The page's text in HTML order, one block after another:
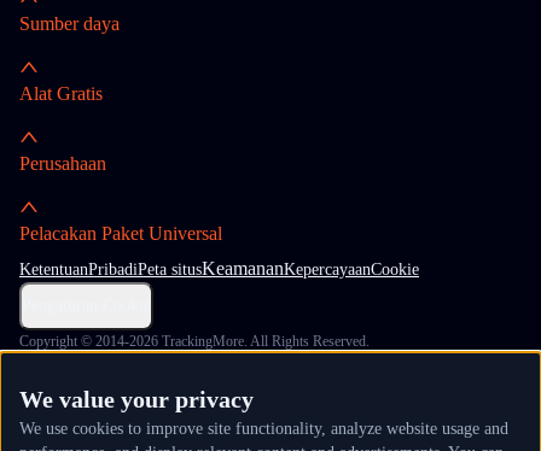
Sumber daya
Alat Gratis
Perusahaan
Pelacakan Paket Universal
KetentuanPribadiPeta situsKeamananKepercayaanCookie
Copyright © 2014-2026 TrackingMore. All Rights Reserved.
We value your privacy
We use cookies to improve site functionality, analyze website usage and